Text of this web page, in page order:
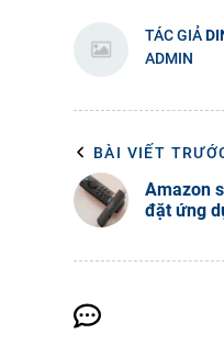
TÁC GIẢ
ADMIN
BÀI VIẾT
Amazon
đặt ứng